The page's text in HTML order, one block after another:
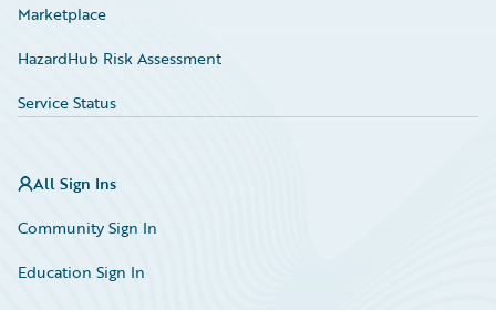
Marketplace
HazardHub Risk Assessment
Service Status
All Sign Ins
Community Sign In
Education Sign In